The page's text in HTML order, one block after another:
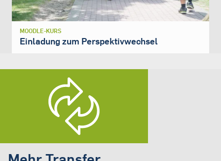
MOODLE-KURS
Einladung zum Perspektivwechsel